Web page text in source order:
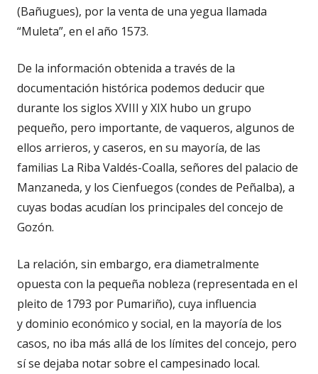
(Bañugues), por la venta de una yegua llamada
“Muleta”, en el año 1573.
De la información obtenida a través de la
documentación histórica podemos deducir que
durante los siglos XVIII y XIX hubo un grupo
pequeño, pero importante, de vaqueros, algunos de
ellos arrieros, y caseros, en su mayoría, de las
familias La Riba Valdés-Coalla, señores del palacio de
Manzaneda, y los Cienfuegos (condes de Peñalba), a
cuyas bodas acudían los principales del concejo de
Gozón.
La relación, sin embargo, era diametralmente
opuesta con la pequeña nobleza (representada en el
pleito de 1793 por Pumariño), cuya influencia
y dominio económico y social, en la mayoría de los
casos, no iba más allá de los límites del concejo, pero
sí se dejaba notar sobre el campesinado local.